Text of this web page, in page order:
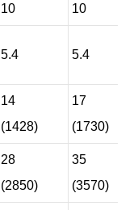
10 10
5.4 5.4
14
(1428)
17
(1730)
28
(2850)
35
(3570)